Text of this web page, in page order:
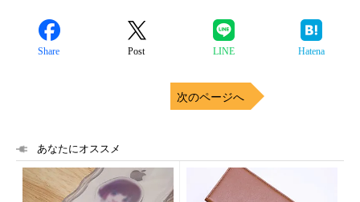
Share Post LINE Hatena
次のページへ
あなたにオススメ